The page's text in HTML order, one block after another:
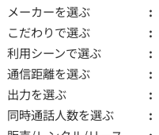
メーカーを選ぶ
こだわりで選ぶ
利用シーンで選ぶ
通信距離を選ぶ
出力を選ぶ
同時通話人数を選ぶ